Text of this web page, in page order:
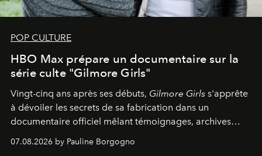
POP CULTURE
HBO Max prépare un documentaire sur la
série culte "Gilmore Girls"
Vingt-cinq ans après ses débuts, Gilmore Girls s'apprête
à dévoiler les secrets de sa fabrication dans un
documentaire officiel mêlant témoignages, archives
inédites et plongée dans les coulisses d'un phénomène
générationnel.
07.08.2026 by Pauline Borgogno